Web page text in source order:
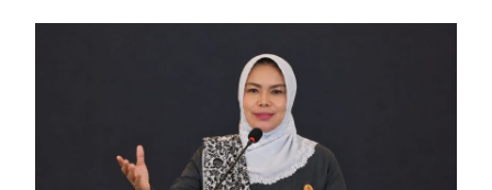
Kebenaran